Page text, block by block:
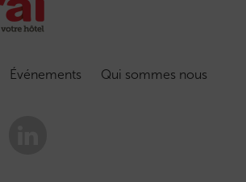
Événements Qui sommes nous